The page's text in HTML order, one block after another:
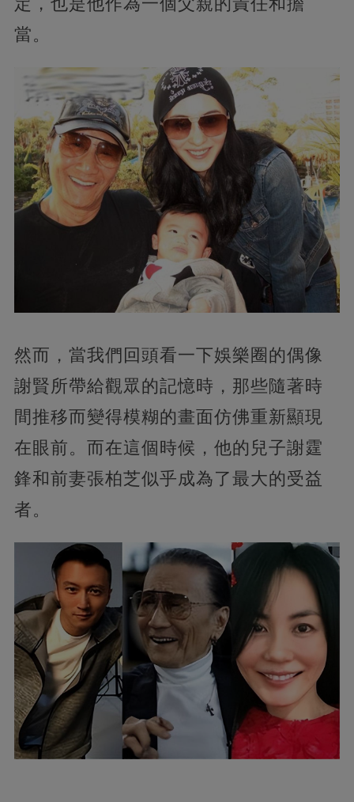
當。
然而，當我們回頭看一下娛樂圈的偶像
謝賢所帶給觀眾的記憶時，那些隨著時
間推移而變得模糊的畫面仿佛重新顯現
在眼前。而在這個時候，他的兒子謝霆
鋒和前妻張柏芝似乎成為了最大的受益
者。